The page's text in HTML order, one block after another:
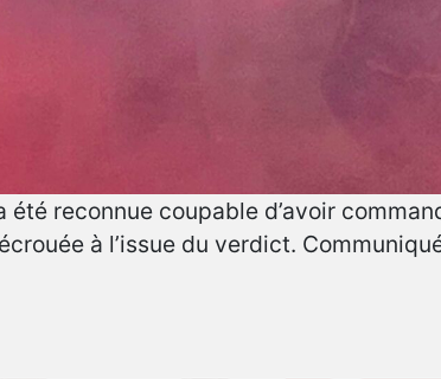
reconnue coupable d’avoir
à l’issue du verdict.